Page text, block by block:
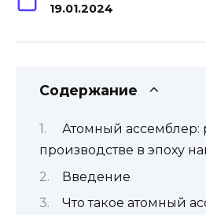
19.01.2024
Содержание
Атомный ассемблер:
производстве в эпоху
Введение
Что такое атомный